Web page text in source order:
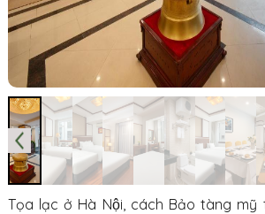
Tọa lạc ở Hà Nội, cách Bảo tàng mỹ